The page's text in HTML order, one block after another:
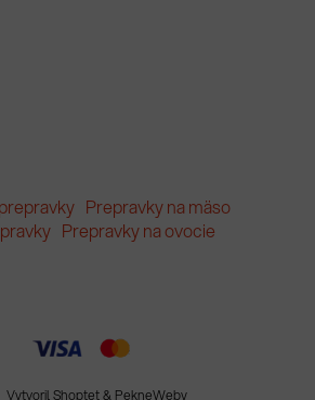
Prepravky na mäso
Prepravky na ovocie
Vytvoril Shoptet& PekneWeby